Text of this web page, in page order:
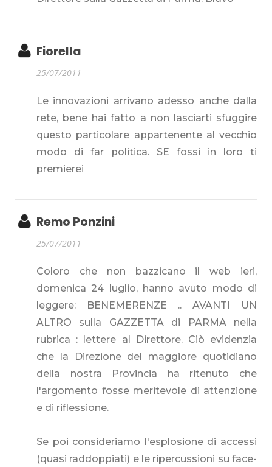
Fiorella
25/07/2011
Le innovazioni arrivano adesso anche dalla
rete, bene hai fatto a non lasciarti sfuggire
questo particolare appartenente al vecchio
modo di far politica. SE fossi in loro ti
premierei
Remo Ponzini
25/07/2011
Coloro che non bazzicano il web ieri,
domenica 24 luglio, hanno avuto modo di
leggere: BENEMERENZE .. AVANTI UN
ALTRO sulla GAZZETTA di PARMA nella
rubrica : lettere al Direttore. Ciò evidenzia
che la Direzione del maggiore quotidiano
della nostra Provincia ha ritenuto che
l'argomento fosse meritevole di attenzione
e di riflessione.
Se poi consideriamo l'esplosione di accessi
(quasi raddoppiati) e le ripercussioni su face-